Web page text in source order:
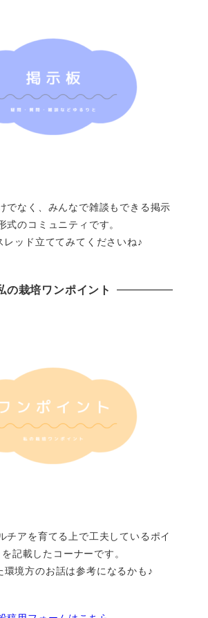
でなく、みんなで雑談もできる掲示
式のコミュニティです。
レッド立ててみてくださいね♪
の栽培ワンポイント
チアを育てる上で工夫しているポイ
記載したコーナーです。
環境方のお話は参考になるかも♪